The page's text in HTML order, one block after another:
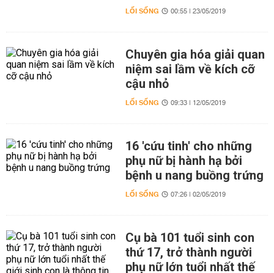
LỐI SỐNG 00:55 | 23/05/2019
Chuyên gia hóa giải quan
niệm sai lầm về kích cỡ
cậu nhỏ
LỐI SỐNG 09:33 | 12/05/2019
16 'cứu tinh' cho những
phụ nữ bị hành hạ bởi
bệnh u nang buồng trứng
LỐI SỐNG 07:26 | 02/05/2019
Cụ bà 101 tuổi sinh con
thứ 17, trở thành người
phụ nữ lớn tuổi nhất thế